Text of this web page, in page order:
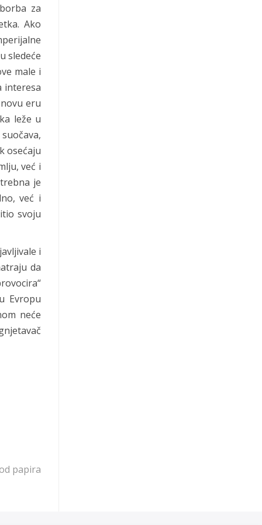
za
Ako
sledeće
male i
interesa
eru
leže u
osećaju
već i
je
već i
svoju
i
da
Evropu
neće
papira